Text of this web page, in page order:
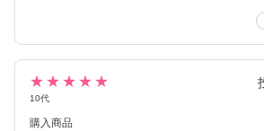
★★★★★
10代
購入商品